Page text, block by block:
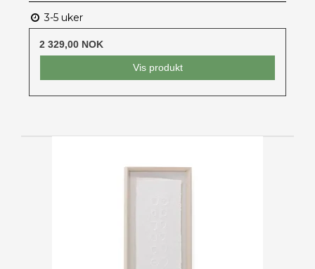
3-5 uker
2 329,00 NOK
Vis produkt